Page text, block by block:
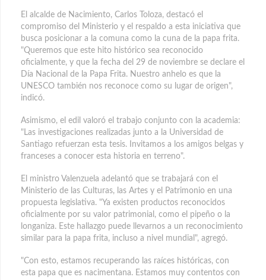
El alcalde de Nacimiento, Carlos Toloza, destacó el
compromiso del Ministerio y el respaldo a esta iniciativa que
busca posicionar a la comuna como la cuna de la papa frita.
"Queremos que este hito histórico sea reconocido
oficialmente, y que la fecha del 29 de noviembre se declare el
Día Nacional de la Papa Frita. Nuestro anhelo es que la
UNESCO también nos reconoce como su lugar de origen",
indicó.
Asimismo, el edil valoró el trabajo conjunto con la academia:
"Las investigaciones realizadas junto a la Universidad de
Santiago refuerzan esta tesis. Invitamos a los amigos belgas y
franceses a conocer esta historia en terreno".
El ministro Valenzuela adelantó que se trabajará con el
Ministerio de las Culturas, las Artes y el Patrimonio en una
propuesta legislativa. "Ya existen productos reconocidos
oficialmente por su valor patrimonial, como el pipeño o la
longaniza. Este hallazgo puede llevarnos a un reconocimiento
similar para la papa frita, incluso a nivel mundial", agregó.
"Con esto, estamos recuperando las raíces históricas, con
esta papa que es nacimentana. Estamos muy contentos con